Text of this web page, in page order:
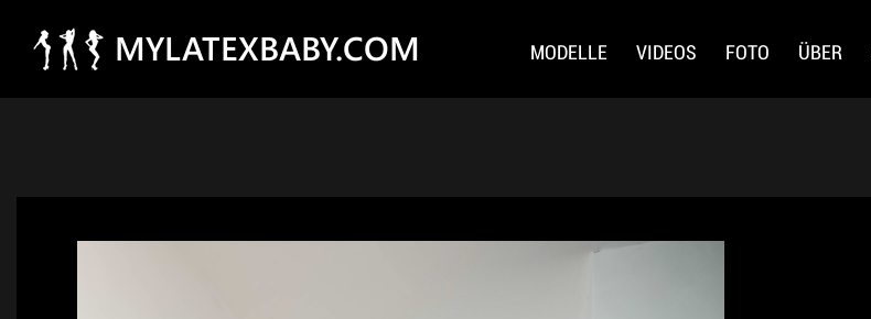
MYLATEXBABY.COM MODELLE VIDEOS FOTO ÜBER